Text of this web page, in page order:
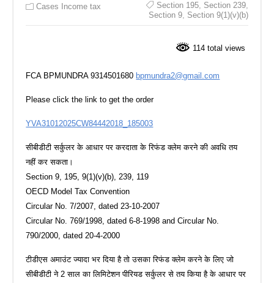
Cases Income tax Section 195, Section 239,
Section 9, Section 9(1)(v)(b)
114 total views
FCA BPMUNDRA 9314501680bpmundra2@gmail.com
Please click the link to get the order
YVA31012025CW84442018_185003
सीबीडीटी सर्कुलर के आधार पर करदाता के रिफंड क्लेम करने की अवधि तय
नहीं कर सकता।
Section 9, 195, 9(1)(v)(b), 239, 119
OECD Model Tax Convention
Circular No. 7/2007, dated 23-10-2007
Circular No. 769/1998, dated 6-8-1998 and Circular No.
790/2000, dated 20-4-2000
टीडीएस अमाउंट ज्यादा भर दिया है तो उसका रिफंड क्लेम करने के लिए जो
सीबीडीटी ने 2 साल का लिमिटेशन पीरियड सर्कुलर से तय किया है के आधार पर